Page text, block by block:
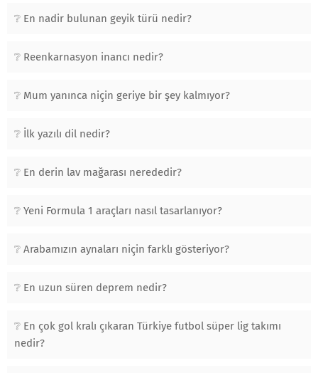
En nadir bulunan geyik türü nedir?
Reenkarnasyon inancı nedir?
Mum yanınca niçin geriye bir şey kalmıyor?
İlk yazılı dil nedir?
En derin lav mağarası nerededir?
Yeni Formula 1 araçları nasıl tasarlanıyor?
Arabamızın aynaları niçin farklı gösteriyor?
En uzun süren deprem nedir?
En çok gol kralı çıkaran Türkiye futbol süper lig takımı
nedir?